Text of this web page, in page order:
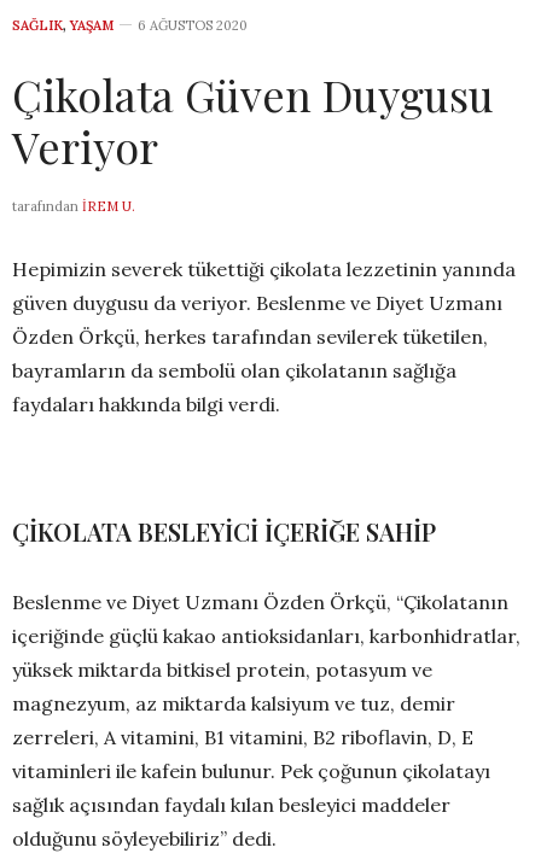
SAĞLIK, YAŞAM 6 AĞUSTOS 2020
Çikolata Güven Duygusu
Veriyor
tarafından İREM U.
Hepimizin severek tükettiği çikolata lezzetinin yanında
güven duygusu da veriyor. Beslenme ve Diyet Uzmanı
Özden Örkçü, herkes tarafından sevilerek tüketilen,
bayramların da sembolü olan çikolatanın sağlığa
faydaları hakkında bilgi verdi.
ÇİKOLATA BESLEYİCİ İÇERİĞE SAHİP
Beslenme ve Diyet Uzmanı Özden Örkçü, “Çikolatanın
içeriğinde güçlü kakao antioksidanları, karbonhidratlar,
yüksek miktarda bitkisel protein, potasyum ve
magnezyum, az miktarda kalsiyum ve tuz, demir
zerreleri, A vitamini, B1 vitamini, B2 riboflavin, D, E
vitaminleri ile kafein bulunur. Pek çoğunun çikolatayı
sağlık açısından faydalı kılan besleyici maddeler
olduğunu söyleyebiliriz” dedi.